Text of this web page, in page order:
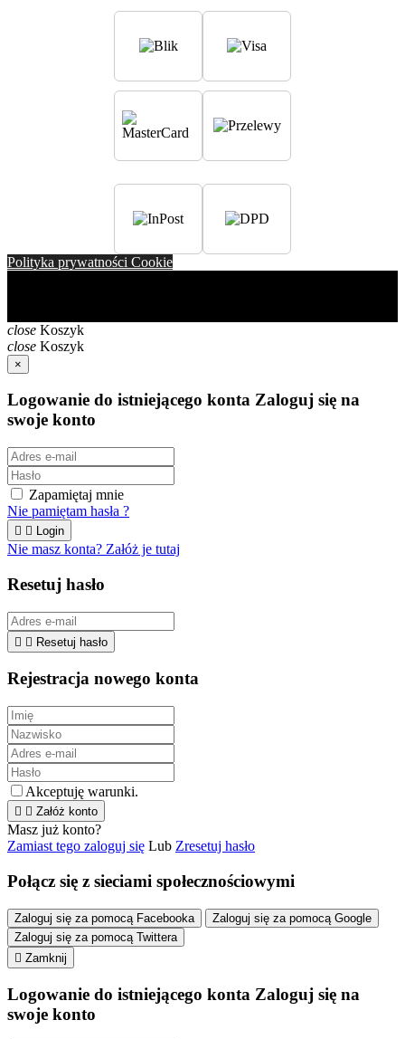
Polityka prywatności Cookie
close Koszyk
close Koszyk
×
Logowanie do istniejącego konta Zaloguj się na
swoje konto
Zapamiętaj mnie
Nie pamiętam hasła ?
  Login
Nie masz konta? Załóż je tutaj
Resetuj hasło
  Resetuj hasło
Rejestracja nowego konta
Akceptuję warunki.
  Załóż konto
Masz już konto?
Zamiast tego zaloguj się Lub Zresetuj hasło
Połącz się z sieciami społecznościowymi
Zaloguj się za pomocą Facebooka
Zaloguj się za pomocą Google
Zaloguj się za pomocą Twittera
 Zamknij
Logowanie do istniejącego konta Zaloguj się na
swoje konto